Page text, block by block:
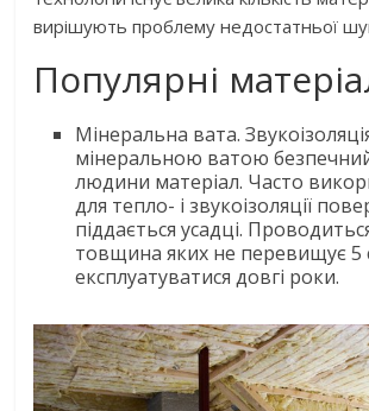
вирішують проблему недостатньої
Популярні
Мінеральна вата.
мінеральною ватою
людини матеріал. Часто
для тепло- і звукоізоляції
піддається усадці.
товщина яких не перевищує
експлуатуватися довгі роки.